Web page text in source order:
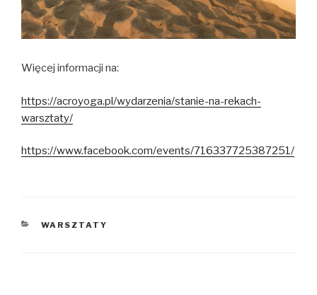
Więcej informacji na:
https://acroyoga.pl/wydarzenia/stanie-na-rekach-
warsztaty/
https://www.facebook.com/events/716337725387251/
KATEGORIE
WARSZTATY